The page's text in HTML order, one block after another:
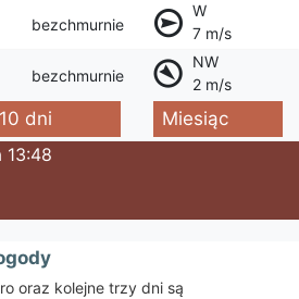
bezchmurnie
W
7 m/s
bezchmurnie
NW
2 m/s
10 dni
Miesiąc
13:48
oraz kolejne trzy dni są